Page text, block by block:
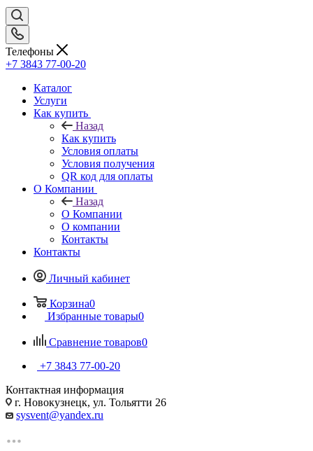
Телефоны
+7 3843 77-00-20
Каталог
Услуги
Как купить
Назад
Как купить
Условия оплаты
Условия получения
QR код для оплаты
О Компании
Назад
О Компании
О компании
Контакты
Контакты
Личный кабинет
Корзина0
Избранные товары0
Сравнение товаров0
+7 3843 77-00-20
Контактная информация
г. Новокузнецк, ул. Тольятти 26
sysvent@yandex.ru